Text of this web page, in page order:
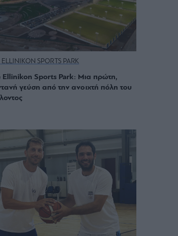
ELLINIKON SPORTS PARK
Ellinikon Sports Park: Μια πρώτη,
γεύση από την ανοιχτή πόλη του